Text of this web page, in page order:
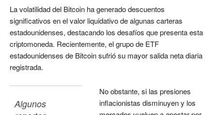
La volatilidad del Bitcoin ha generado descuentos
significativos en el valor liquidativo de algunas carteras
estadounidenses, destacando los desafíos que presenta esta
criptomoneda. Recientemente, el grupo de ETF
estadounidenses de Bitcoin sufrió su mayor salida neta diaria
registrada.
Algunos
No obstante, si las presiones
inflacionistas disminuyen y los